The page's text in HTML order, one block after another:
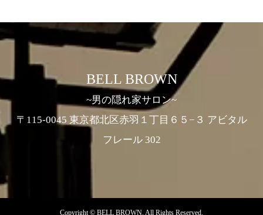
BELL BROWN
~男の隠れ家サロン~
〒115-0045 東京都北区赤羽１丁目６５−３ アビタル
フレール 302
Copyright © BELL BROWN. All Rights Reserved.